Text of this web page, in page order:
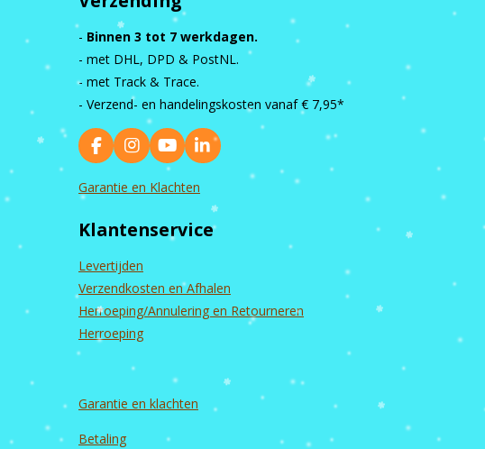
- Binnen 3 tot 7 werkdagen.
- met DHL, DPD & PostNL.
- met Track & Trace.
- Verzend- en handelingskosten vanaf € 7,95*
F
a
c
o
k
I
n
s
g
a
m
Y
o
u
b
L
i
d
Garantie en Klachten
Klantenservice
Levertijden
Verzendkosten en Afhalen
Herroeping/Annulering en Retourneren
Herroeping
Garantie en klachten
Betaling